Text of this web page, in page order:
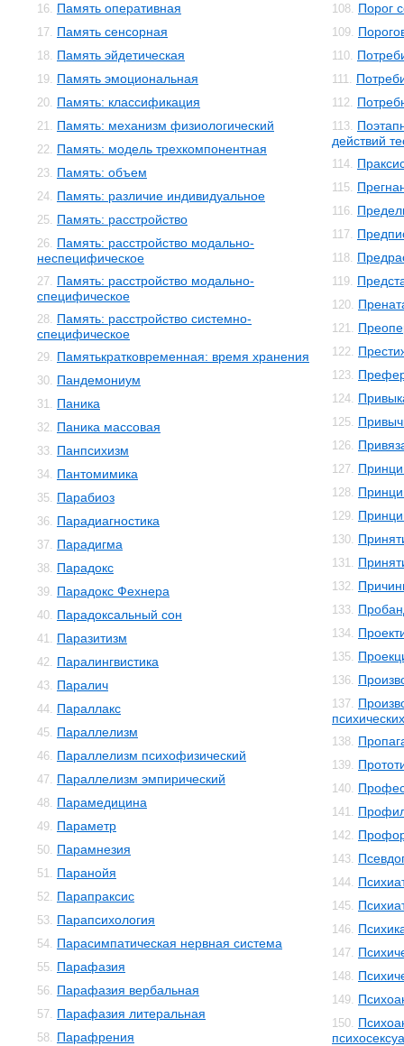
16. Память оперативная
17. Память сенсорная
18. Память эйдетическая
19. Память эмоциональная
20. Память: классификация
21. Память: механизм физиологический
22. Память: модель трехкомпонентная
23. Память: объем
24. Память: различие индивидуальное
25. Память: расстройство
26. Память: расстройство модально-
неспецифическое
27. Память: расстройство модально-
специфическое
28. Память: расстройство системно-
специфическое
29. Памятькратковременная: время хранения
30. Пандемониум
31. Паника
32. Паника массовая
33. Панпсихизм
34. Пантомимика
35. Парабиоз
36. Парадиагностика
37. Парадигма
38. Парадокс
39. Парадокс Фехнера
40. Парадоксальный сон
41. Паразитизм
42. Паралингвистика
43. Паралич
44. Параллакс
45. Параллелизм
46. Параллелизм психофизический
47. Параллелизм эмпирический
48. Парамедицина
49. Параметр
50. Парамнезия
51. Паранойя
52. Парапраксис
53. Парапсихология
54. Парасимпатическая нервная система
55. Парафазия
56. Парафазия вербальная
57. Парафазия литеральная
58. Парафрения
108. Порог
109.
110.
111.
112.
113.
действий
114.
115.
116.
117.
118.
119.
120.
121.
122.
123.
124.
125.
126.
127.
128.
129.
130.
131.
132.
133.
134.
135.
136.
137.
138.
139.
140.
141.
142.
143.
144.
145.
146.
147.
148.
149.
150.